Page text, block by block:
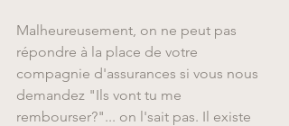
Malheureusement, on ne peut pas
répondre à la place de votre
compagnie d'assurances si vous nous
demandez "Ils vont tu me
rembourser?"... on l'sait pas. Il existe